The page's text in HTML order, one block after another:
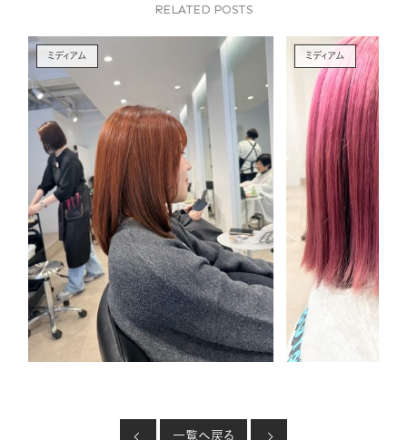
RELATED POSTS
ミディアム ミディアム
一覧へ戻る